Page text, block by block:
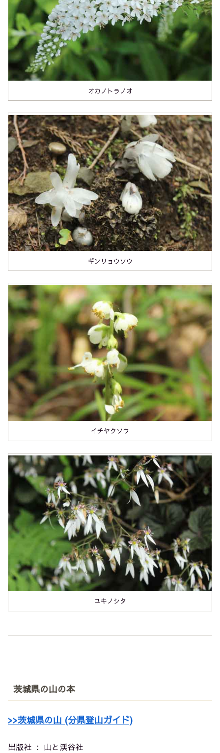
オカノトラノオ
ギンリョウソウ
イチヤクソウ
ユキノシタ
茨城県の山の本
>>茨城県の山 (分県登山ガイド)
出版社 ‏ : ‎ 山と渓谷社